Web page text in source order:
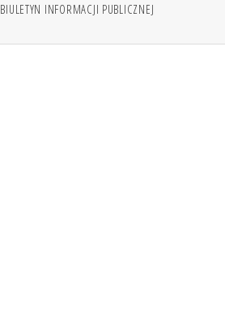
BIULETYN INFORMACJI PUBLICZNEJ